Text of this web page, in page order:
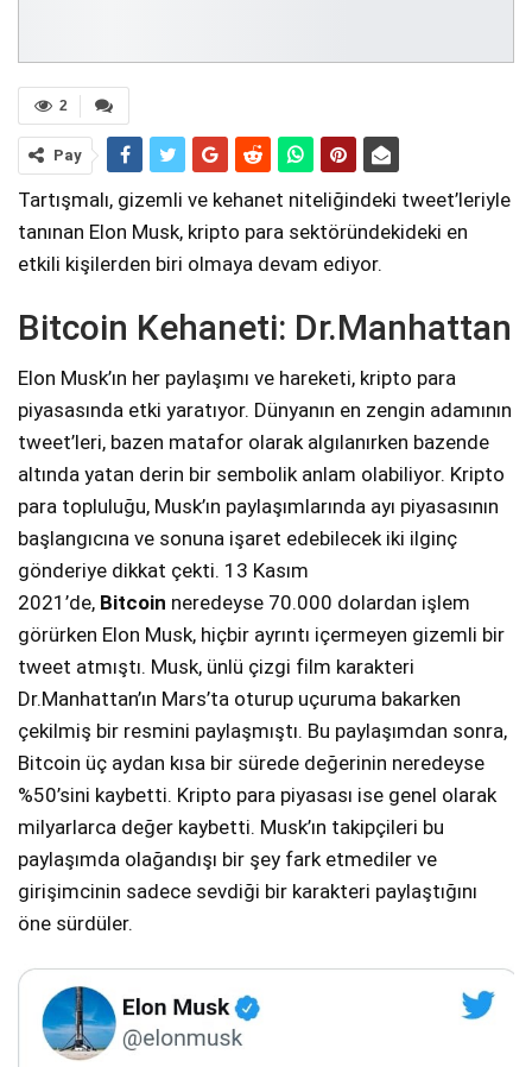
2
Pay
Tartışmalı, gizemli ve kehanet niteliğindeki tweet’leriyle
tanınan Elon Musk, kripto para sektöründekideki en
etkili kişilerden biri olmaya devam ediyor.
Bitcoin Kehaneti: Dr.Manhattan
Elon Musk’ın her paylaşımı ve hareketi, kripto para
piyasasında etki yaratıyor. Dünyanın en zengin adamının
tweet’leri, bazen matafor olarak algılanırken bazende
altında yatan derin bir sembolik anlam olabiliyor. Kripto
para topluluğu, Musk’ın paylaşımlarında ayı piyasasının
başlangıcına ve sonuna işaret edebilecek iki ilginç
gönderiye dikkat çekti. 13 Kasım
2021’de, Bitcoin neredeyse 70.000 dolardan işlem
görürken Elon Musk, hiçbir ayrıntı içermeyen gizemli bir
tweet atmıştı. Musk, ünlü çizgi film karakteri
Dr.Manhattan’ın Mars’ta oturup uçuruma bakarken
çekilmiş bir resmini paylaşmıştı. Bu paylaşımdan sonra,
Bitcoin üç aydan kısa bir sürede değerinin neredeyse
%50’sini kaybetti. Kripto para piyasası ise genel olarak
milyarlarca değer kaybetti. Musk’ın takipçileri bu
paylaşımda olağandışı bir şey fark etmediler ve
girişimcinin sadece sevdiği bir karakteri paylaştığını
öne sürdüler.